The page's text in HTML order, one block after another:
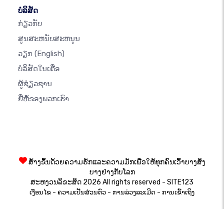
ບໍລິສັດ
ກ່ຽວກັບ
ສູນສະຫນັບສະຫນູນ
ວຽກ (English)
ບໍລິສັດໃນເຄືອ
ຜູ້ຊ່ຽວຊານ
ຍີ່ຫໍ້ຂອງພວກເຮົາ
ສ້າງຂຶ້ນດ້ວຍຄວາມຮັກແລະຄວາມມັກເພື່ອໃຫ້ທຸກຄົນເວົ້າບາງສິ່ງ
ບາງຢ່າງກັບໂລກ
ສະຫງວນລິຂະສິດ 2026 All rights reserved - SITE123
ເງື່ອນໄຂ - ຄວາມເປັນສ່ວນຕົວ - ການລ່ວງລະເມີດ - ການເຂົ້າເຖິງ